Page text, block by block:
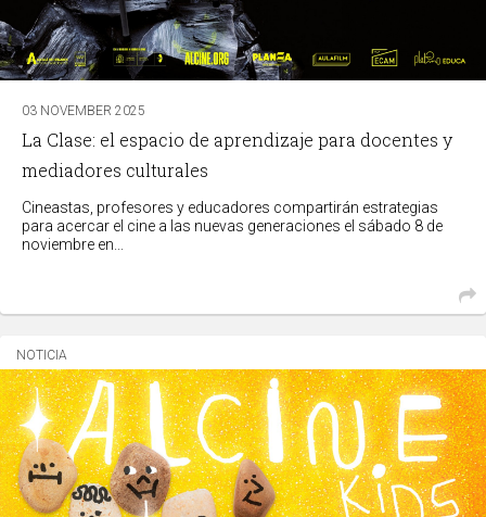
03 NOVEMBER 2025
La Clase: el espacio de aprendizaje para docentes y
mediadores culturales
Cineastas, profesores y educadores compartirán estrategias
para acercar el cine a las nuevas generaciones el sábado 8 de
noviembre en...
NOTICIA